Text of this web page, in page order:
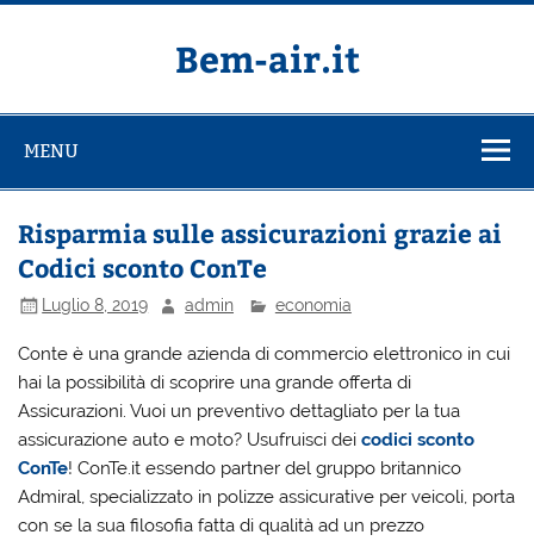
Salta
Bem-air.it
MENU
Risparmia sulle assicurazioni grazie ai
Codici sconto ConTe
Luglio 8, 2019 admin economia
Conte è una grande azienda di commercio elettronico in cui
hai la possibilità di scoprire una grande offerta di
Assicurazioni. Vuoi un preventivo dettagliato per la tua
assicurazione auto e moto? Usufruisci deicodici sconto
ConTe! ConTe.it essendo partner del gruppo britannico
Admiral, specializzato in polizze assicurative per veicoli, porta
con se la sua filosofia fatta di qualità ad un prezzo